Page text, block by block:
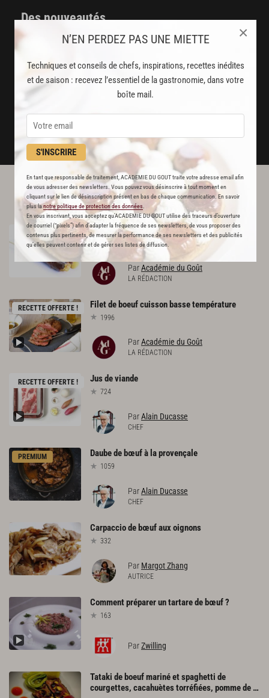
N’EN PERDEZ PAS UNE MIETTE
Techniques et conseils de chefs, inspirations, recettes inédites
et de saison : recevez l’essentiel de la gastronomie, dans votre
boîte mail.
S'INSCRIRE
En tant que responsable de traitement, ACADEMIE DU GOUT traite votre adresse email afin
de vous adresser des newsletters. Vous pouvez vous désinscrire à tout moment en
cliquant sur le lien de désinscription présent en bas de chaque communication. En savoir
plus lanotre politique de protection des données
En vous inscrivant, vous acceptez qu'ACADEMIE DU GOUT utilise des traceurs d’ouverture
de courriel (“pixels”) afin d’adapter la fréquence de ses newsletters, de vous proposer des
contenus plus pertinents, de mesurer la performance de ses newsletters et des publicités
qu’elles peuvent contenir et de gérer ses listes de diffusion.
×
Des nouveautés
disponibles chaque semaine
Stop pub
un service garanti sans publicité
JE M'ABONNE
DÉJÀ ABONNÉ(E) ? JE ME CONNECTE
L'ACADÉMIE DU GOÛT VOUS
RECOMMANDE
RECETTE OFFERTE ! Brochettesdebœufaufromage
186
ParAcadémie du Goût
LA RÉDACTION
RECETTE OFFERTE ! Filetde boeufcuisson bassetempérature
1996
ParAcadémie du Goût
LA RÉDACTION
RECETTE OFFERTE ! Jusdeviande
724
ParAlain Ducasse
CHEF
PREMIUM Daubede bœufà laprovençale
1059
ParAlain Ducasse
CHEF
Carpacciode bœufauxoignons
332
Par Margot Zhang
AUTRICE
Commentprépareruntartarede bœuf?
163
ParZwilling
Tataki de boeuf mariné et spaghetti de
courgettes, cacahuètes torréfiées, pomme de terre confite, condiment poivron, oignons pickles